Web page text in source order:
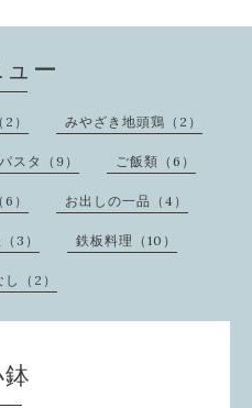
ー
） みやざき地頭鶏（2）
スタ（9） ご飯類（6）
） お出しの一品（4）
3） 鉄板料理（10）
（2）